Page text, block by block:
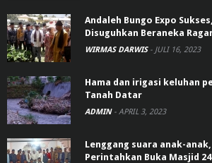
Andaleh Bungo Expo
Disuguhkan Beraneka
WIRMAS DARWIS - JULI 16, 2023
Hama dan irigasi keluhan
Tanah Datar
ADMIN - APRIL 3, 2023
Lenggang suara anak-anak,
Perintahkan Buka Masjid